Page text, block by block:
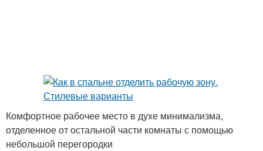
Комфортное рабочее место в духе минимализма,
отделенное от остальной части комнаты с помощью
небольшой перегородки